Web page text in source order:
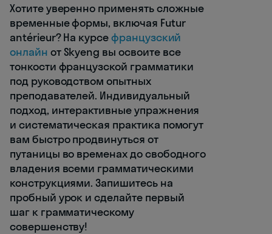
Хотите уверенно применять сложные
временные формы, включая Futur
antérieur? На курсефранцузский
онлайн от Skyeng вы освоите все
тонкости французской грамматики
под руководством опытных
преподавателей. Индивидуальный
подход, интерактивные упражнения
и систематическая практика помогут
вам быстро продвинуться от
путаницы во временах до свободного
владения всеми грамматическими
конструкциями. Запишитесь на
пробный урок и сделайте первый
шаг к грамматическому
совершенству!